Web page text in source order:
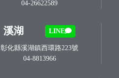
04-26622589
溪湖 LINE
彰化縣溪湖鎮西環路223號
04-8813966